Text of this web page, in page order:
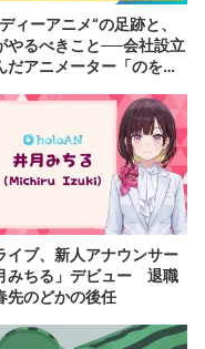
ィーアニメ“の足跡と、
やるべきこと──会社設立
だアニメーター「のを
イブ、新人アナウンサー
みちる」デビュー 退職
先のどかの後任